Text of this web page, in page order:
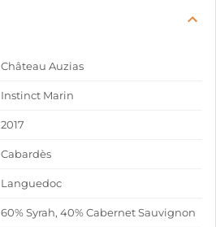
Château Auzias
Instinct Marin
2017
Cabardès
Languedoc
60% Syrah, 40% Cabernet Sauvignon